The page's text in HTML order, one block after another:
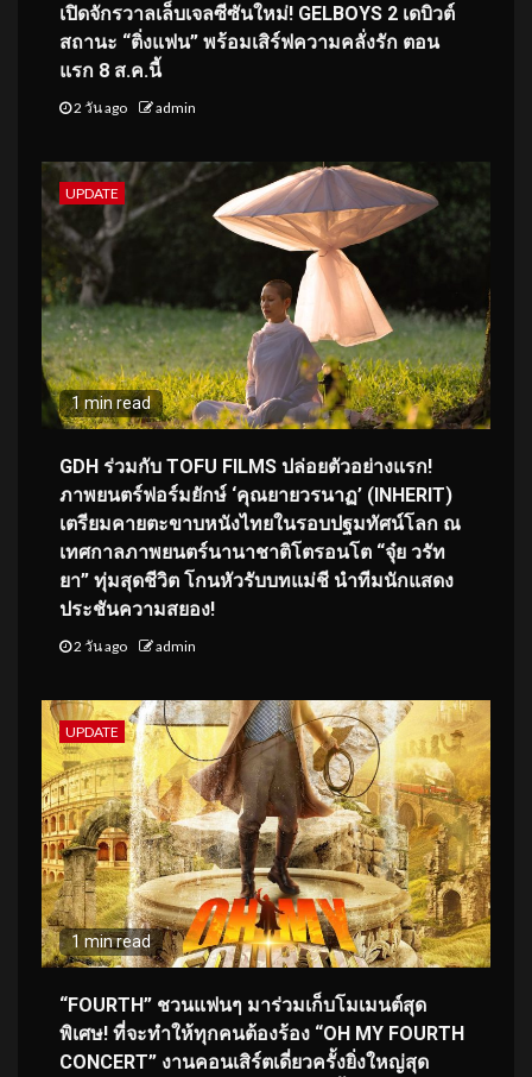
เปิดจักรวาลเล็บเจลซีซันใหม่! GELBOYS 2 เดบิวต์
สถานะ “ติ่งแฟน” พร้อมเสิร์ฟความคลั่งรัก ตอน
แรก 8 ส.ค.นี้
2 วัน ago admin
UPDATE
1 min read
GDH ร่วมกับ TOFU FILMS ปล่อยตัวอย่างแรก!
ภาพยนตร์ฟอร์มยักษ์ ‘คุณยายวรนาฏ’ (INHERIT)
เตรียมคายตะขาบหนังไทยในรอบปฐมทัศน์โลก ณ
เทศกาลภาพยนตร์นานาชาติโตรอนโต “จุ๋ย วรัท
ยา” ทุ่มสุดชีวิต โกนหัวรับบทแม่ชี นำทีมนักแสดง
ประชันความสยอง!
2 วัน ago admin
UPDATE
1 min read
“FOURTH” ชวนแฟนๆ มาร่วมเก็บโมเมนต์สุด
พิเศษ! ที่จะทำให้ทุกคนต้องร้อง “OH MY FOURTH
CONCERT” งานคอนเสิร์ตเดี่ยวครั้งยิ่งใหญ่สุด